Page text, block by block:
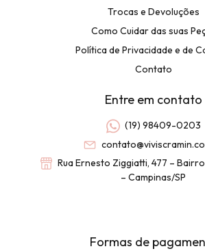
Trocas e Devoluções
Como Cuidar das suas
Política de Privacidade e de
Contato
Entre em contato
(19) 98409-0203
Rua Ernesto Ziggiatti, 477 –
– Campinas/SP
Formas de